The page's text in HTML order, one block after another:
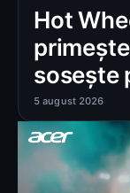
Hot
sosește
5 august 2026